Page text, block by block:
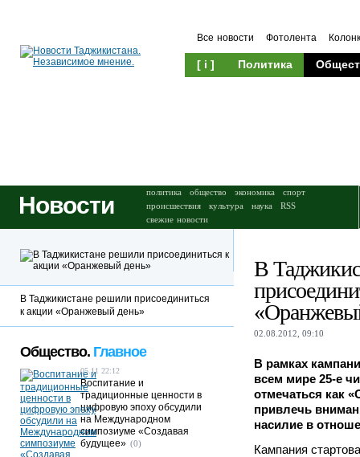
Все новости Фотолента
[ i ] Политика
Новости политика общество экономика
спорт
происшествия
культура наука
RSS
свежие новости
В
02.08.2012, 09:10
В рамках
всем мире 25-е
отмечаться как
привлечь
насилие в
Кампания
В Таджикистане решили присоединиться
к акции «Оранжевый день»
Общество. Главное
05.11 22:12
Воспитание и
традиционные ценности в
цифровую эпоху обсудили
на Международном
симпозиуме «Создавая
будущее» (0)